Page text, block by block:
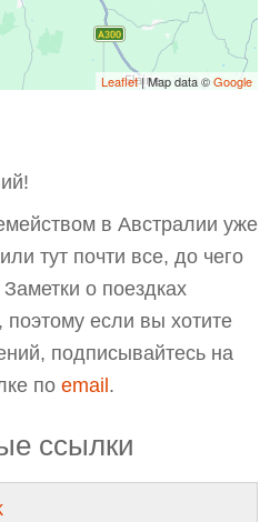
Leaflet| Map data ©Google
в Австралии уже
тут почти все, до чего
о поездках
если вы хотите
подписывайтесь на
по email.
ссылки